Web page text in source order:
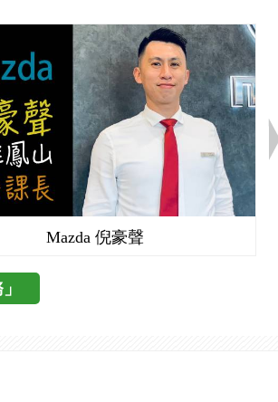
這個新聞
25/today-so3.htm 我車上所安
這家廠商已經上市最新【新視
我這款2代機三分割為品字型
示看起來一貫性也比較舒服
三分割(180及180s顯示有所
代) 3.車輛正下方鳥瞰 4.180
180】的角度已經變的依賴
對男性駕駛還是女性駕駛真
有想要安裝倒車鏡頭可以考
說 本文同步發表於：
Mazda 倪豪聲